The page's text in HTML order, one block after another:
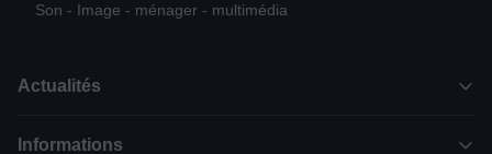
Son - Image - ménager - multimédia
Actualités
Informations